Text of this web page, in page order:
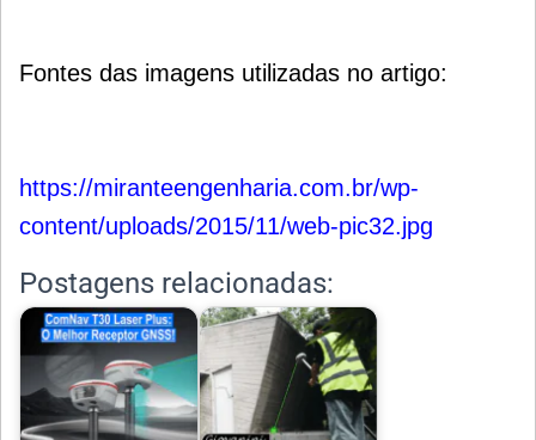
Fontes das imagens utilizadas no artigo:
https://miranteengenharia.com.br/wp-
content/uploads/2015/11/web-pic32.jpg
Postagens relacionadas: